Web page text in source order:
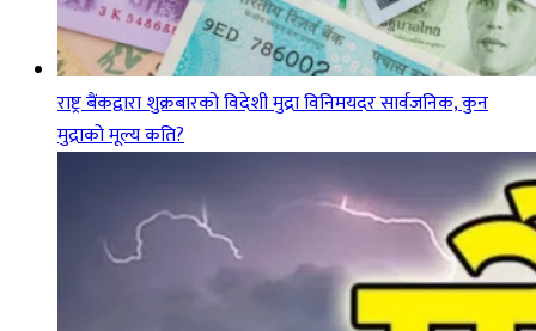
राष्ट्र बैंकद्वारा शुक्रबारको विदेशी मुद्रा विनिमयदर सार्वजनिक, कुन
मुद्राको मूल्य कति?